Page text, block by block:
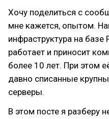
Хочу поделиться с
мне кажется, опытом.
инфраструктура на базе
работает и приносит
более 10 лет. При этом
давно списанные
серверы.
В этом посте я разберу